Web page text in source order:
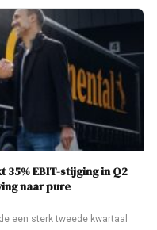
35% EBIT-stijging in Q2
naar pure
een sterk tweede kwartaal